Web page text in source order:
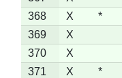
368
X *
369
X
370
X
371
X *